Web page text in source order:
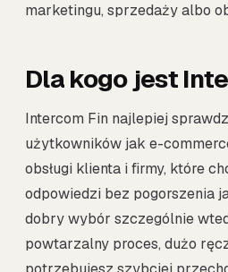
marketingu, sprzedaży albo
Dla kogo jest
Intercom Fin najlepiej
użytkowników jak e-
obsługi klienta i firmy, które
odpowiedzi bez pogorszenia
dobry wybór szczególnie
powtarzalny proces, dużo